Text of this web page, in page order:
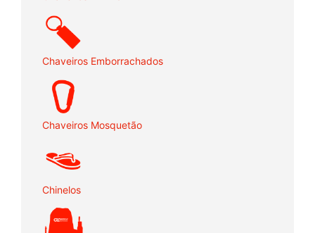
Chaveiros Emborrachados
Chaveiros Mosquetão
Chinelos